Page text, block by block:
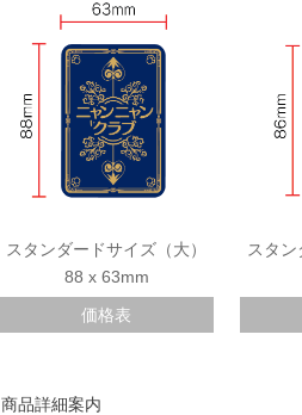
スタンダードサイズ（大）
88 x 63mm
価格表
スタ
商品詳細案内